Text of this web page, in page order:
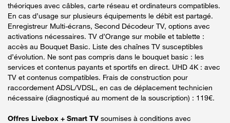
théoriques avec câbles, carte réseau et ordinateurs compatibles.
En cas d’usage sur plusieurs équipements le débit est partagé.
Enregistreur Multi-écrans, Second Décodeur TV, options avec
activations nécessaires. TV d’Orange sur mobile et tablette :
accès au Bouquet Basic. Liste des chaînes TV susceptibles
d’évolution. Ne sont pas compris dans le bouquet basic : les
services et contenus payants et sportifs en direct. UHD 4K : avec
TV et contenus compatibles. Frais de construction pour
raccordement ADSL/VDSL, en cas de déplacement technicien
nécessaire (diagnostiqué au moment de la souscription) : 119€.
Offres Livebox + Smart TV soumises à conditions avec